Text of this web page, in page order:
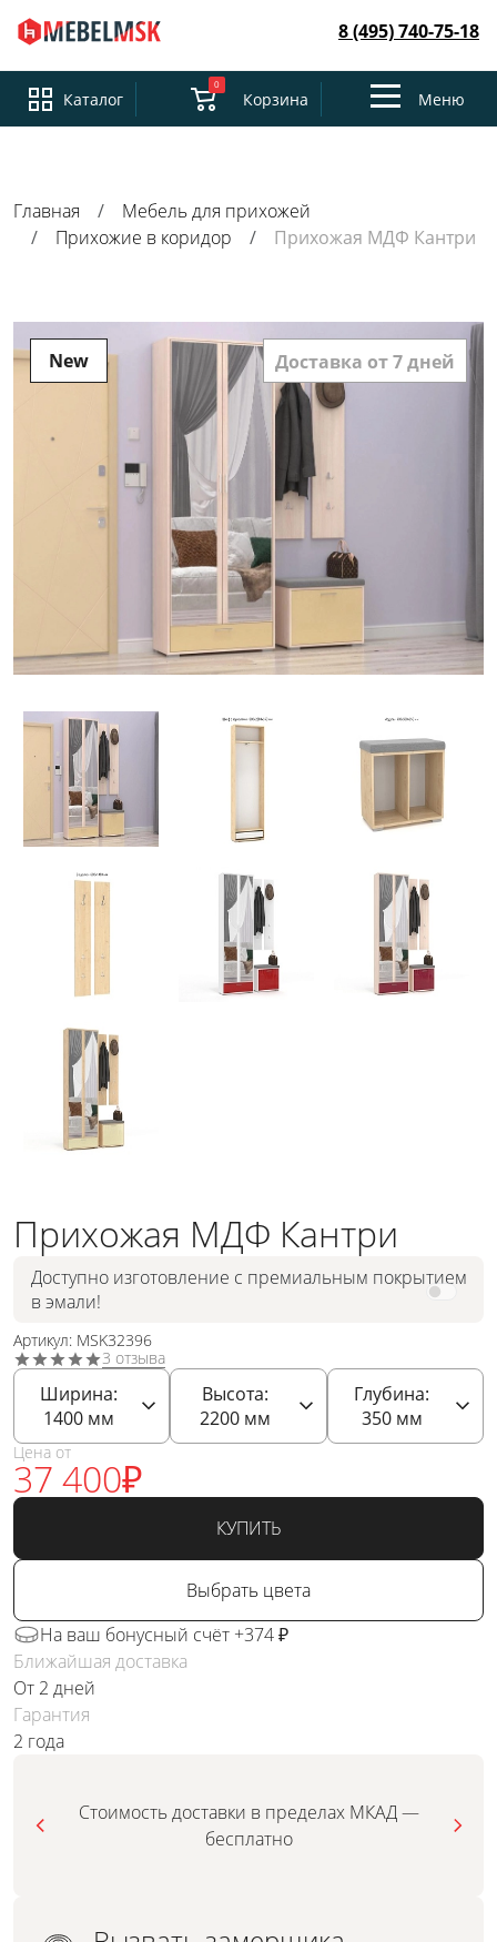
8 (495) 740-75-18
Каталог
0
Корзина
ToggleМеню
Главная
Мебель для прихожей
Прихожие в коридор
Прихожая МДФ Кантри
New Доставка от 7 дней
Прихожая МДФ Кантри
Доступно изготовление с премиальным покрытием
в эмали!
Артикул: MSK32396
3 отзыва
Ширина:
1400мм
Высота:
2200мм
Глубина:
350мм
Цена от
37 400₽
КУПИТЬ
Выбрать цвета
На ваш бонусный счёт +374 ₽
Ближайшая доставка
От 2 дней
Гарантия
2 года
Стоимость доставки в пределах МКАД —
бесплатно